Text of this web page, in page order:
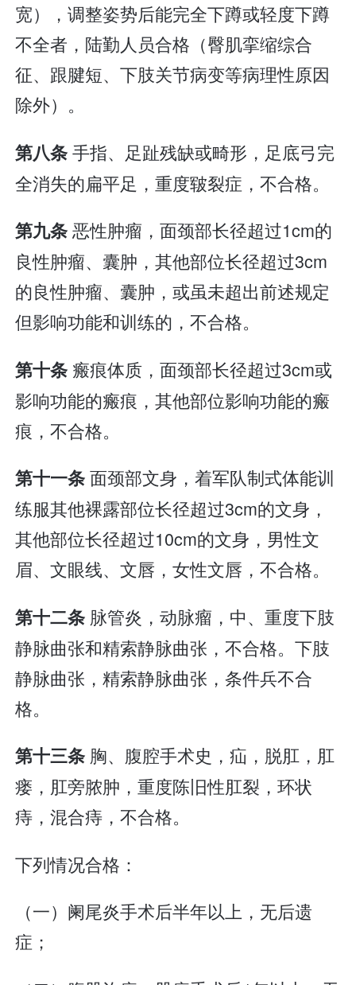
宽），调整姿势后能完全下蹲或轻度下蹲
不全者，陆勤人员合格（臀肌挛缩综合
征、跟腱短、下肢关节病变等病理性原因
除外）。
第八条手指、足趾残缺或畸形，足底弓完
全消失的扁平足，重度皲裂症，不合格。
第九条恶性肿瘤，面颈部长径超过1cm的
良性肿瘤、囊肿，其他部位长径超过3cm
的良性肿瘤、囊肿，或虽未超出前述规定
但影响功能和训练的，不合格。
第十条 瘢痕体质，面颈部长径超过3cm或
影响功能的瘢痕，其他部位影响功能的瘢
痕，不合格。
第十一条面颈部文身，着军队制式体能训
练服其他裸露部位长径超过3cm的文身，
其他部位长径超过10cm的文身，男性文
眉、文眼线、文唇，女性文唇，不合格。
第十二条 脉管炎，动脉瘤，中、重度下肢
静脉曲张和精索静脉曲张，不合格。下肢
静脉曲张，精索静脉曲张，条件兵不合
格。
第十三条 胸、腹腔手术史，疝，脱肛，肛
瘘，肛旁脓肿，重度陈旧性肛裂，环状
痔，混合痔，不合格。
下列情况合格：
（一）阑尾炎手术后半年以上，无后遗
症；